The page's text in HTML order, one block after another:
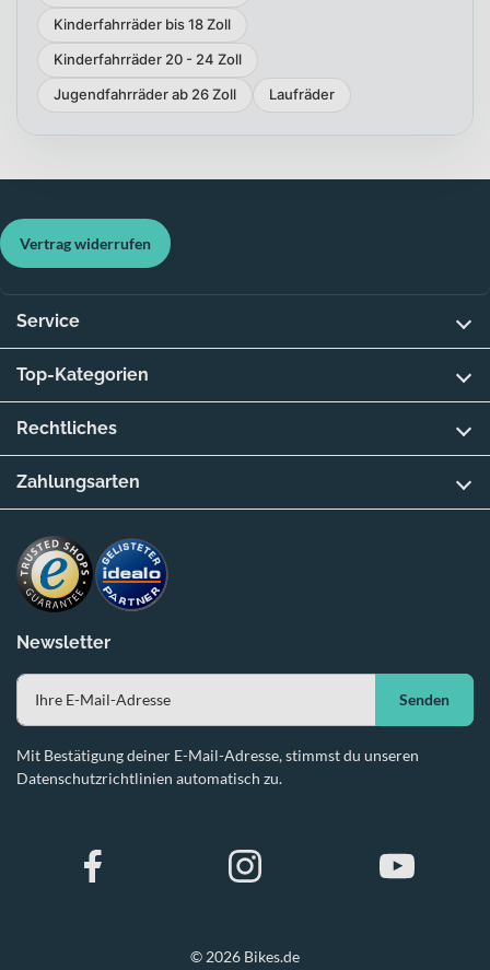
Kinderfahrräder bis 18 Zoll
Kinderfahrräder 20 - 24 Zoll
Jugendfahrräder ab 26 Zoll
Laufräder
Newsletter
Senden
Mit Bestätigung deiner E-Mail-Adresse, stimmst du unseren
Datenschutzrichtlinien automatisch zu.
Vertrag widerrufen
Service
Top-Kategorien
Rechtliches
Zahlungsarten
© 2026 Bikes.de